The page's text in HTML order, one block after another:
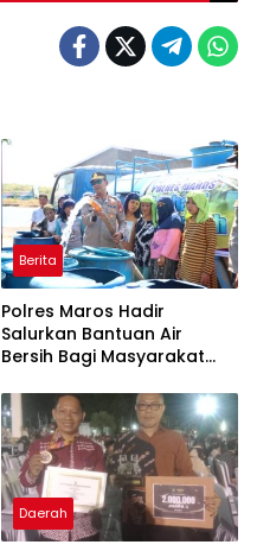
Berita
Polres Maros Hadir
Salurkan Bantuan Air
Bersih Bagi Masyarakat
Di Maros
Daerah